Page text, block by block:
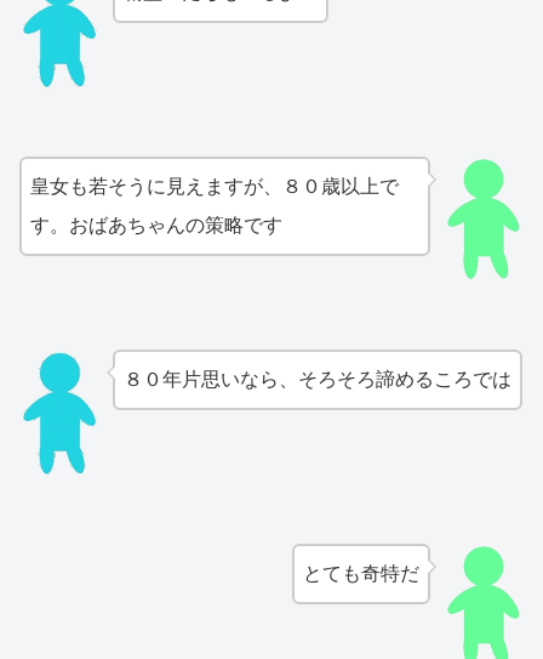
皇女も若そうに見えますが、８０歳以上で
す。おばあちゃんの策略です
８０年片思いなら、そろそろ諦めるころでは
とても奇特だ